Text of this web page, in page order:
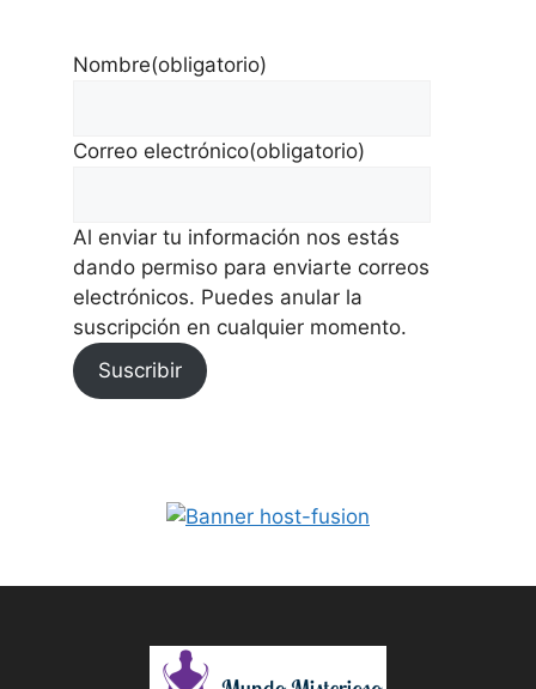
Nombre(obligatorio)
Correo electrónico(obligatorio)
Al enviar tu información nos estás
dando permiso para enviarte correos
electrónicos. Puedes anular la
suscripción en cualquier momento.
Suscribir